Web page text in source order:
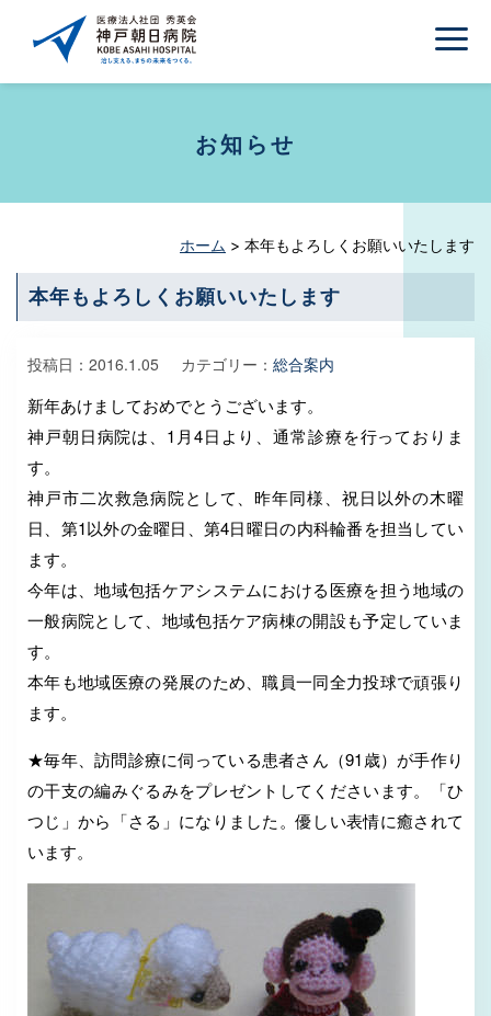
お知らせ
ホーム > 本年もよろしくお願いいたします
本年もよろしくお願いいたします
投稿日： 2016.1.05 カテゴリー： 総合案内
新年あけましておめでとうございます。
神戸朝日病院は、1月4日より、通常診療を行っておりま
す。
神戸市二次救急病院として、昨年同様、祝日以外の木曜
日、第1以外の金曜日、第4日曜日の内科輪番を担当してい
ます。
今年は、地域包括ケアシステムにおける医療を担う地域の
一般病院として、地域包括ケア病棟の開設も予定していま
す。
本年も地域医療の発展のため、職員一同全力投球で頑張り
ます。
★毎年、訪問診療に伺っている患者さん（91歳）が手作り
の干支の編みぐるみをプレゼントしてくださいます。「ひ
つじ」から「さる」になりました。優しい表情に癒されて
います。